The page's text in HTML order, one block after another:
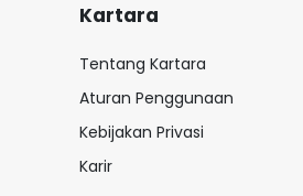
Kartara
Tentang Kartara
Aturan Penggunaan
Kebijakan Privasi
Karir